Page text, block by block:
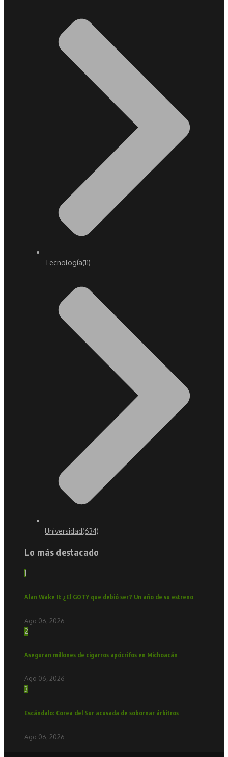
Tecnología(11)
Universidad(634)
Lo más destacado
1
Alan Wake II: ¿El GOTY que debió ser? Un año de su estreno
Ago 06, 2026
2
Aseguran millones de cigarros apócrifos en Michoacán
Ago 06, 2026
3
Escándalo: Corea del Sur acusada de sobornar árbitros
Ago 06, 2026